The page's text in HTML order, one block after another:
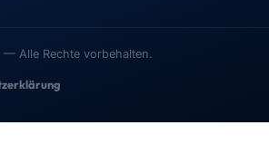
Alle Rechte vorbehalten.